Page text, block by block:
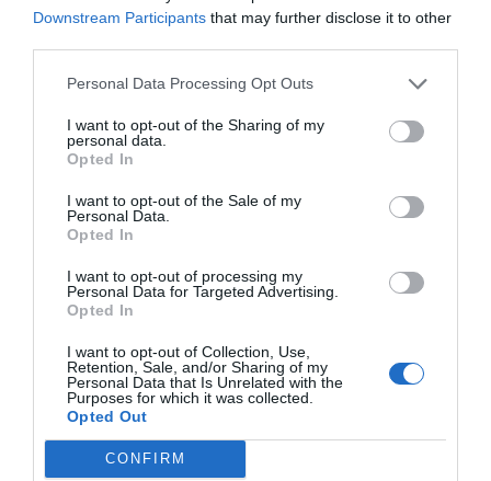
Downstream Participants that may further disclose it to other
Personal Data Processing Opt Outs
I want to opt-out of the Sharing of my
personal data.
Opted In
I want to opt-out of the Sale of my
Personal Data.
Opted In
I want to opt-out of processing my
Personal Data for Targeted Advertising.
Opted In
I want to opt-out of Collection, Use,
Retention, Sale, and/or Sharing of my
Personal Data that Is Unrelated with the
Purposes for which it was collected.
Opted Out
CONFIRM